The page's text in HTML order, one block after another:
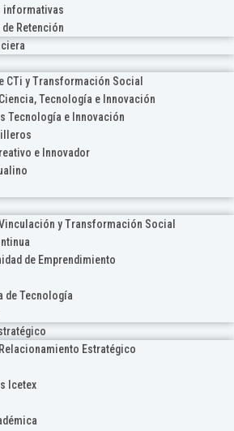
informativas
Retención
CTi y Transformación Social
Tecnología e Innovación
Tecnología e Innovación
e Innovador
y Transformación Social
de Emprendimiento
de Tecnología
Estratégico
Icetex